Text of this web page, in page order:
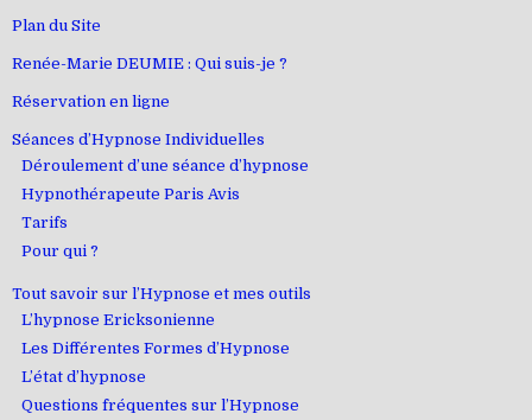
Plan du Site
Renée-Marie DEUMIE : Qui suis-je ?
Réservation en ligne
Séances d’Hypnose Individuelles
Déroulement d’une séance d’hypnose
Hypnothérapeute Paris Avis
Tarifs
Pour qui ?
Tout savoir sur l’Hypnose et mes outils
L’hypnose Ericksonienne
Les Différentes Formes d’Hypnose
L’état d’hypnose
Questions fréquentes sur l’Hypnose